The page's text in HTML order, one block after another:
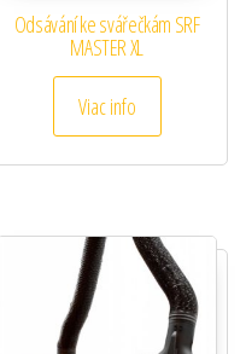
Odsávání ke svářečkám SRF
MASTER XL
Viac info